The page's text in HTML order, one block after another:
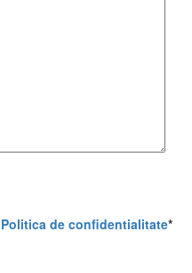
Politica de confidentialitate*